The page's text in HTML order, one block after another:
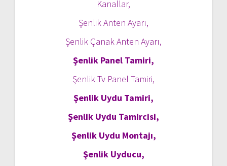
Kanallar,
Şenlik Anten Ayarı,
Şenlik Çanak Anten Ayarı,
Şenlik Panel Tamiri,
Şenlik Tv Panel Tamiri,
Şenlik Uydu Tamiri,
Şenlik Uydu Tamircisi,
Şenlik Uydu Montajı,
Şenlik Uyducu,